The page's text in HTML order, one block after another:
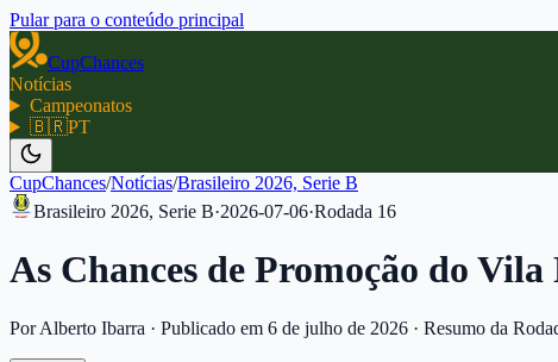
Pular para o conteúdo principal
CupChances
Notícias
Campeonatos
🇧🇷PT
CupChances/Notícias/Brasileiro 2026, Serie B
Brasileiro 2026, Serie B·2026-07-06·Rodada 16
As Chances de Promoção do
Por Alberto Ibarra · Publicado em 6 de julho de 2026 · Resumo da